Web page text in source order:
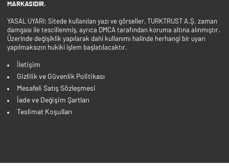
MARKASIDIR.
YASAL UYARI: Sitede kullanılan yazı ve görseller, TURKTRUST A.Ş. zaman
damgası ile tescillenmiş, ayrıca DMCA tarafından koruma altına alınmıştır.
Üzerinde değişiklik yapılarak dahi kullanımı halinde herhangi bir uyarı
yapılmaksızın hukiki işlem başlatılacaktır.
İletişim
Gizlilik ve Güvenlik Politikası
Mesafeli Satış Sözleşmesi
İade ve Değişim Şartları
Teslimat Koşulları